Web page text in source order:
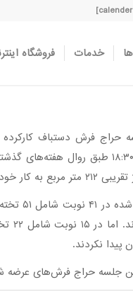
خدمات فروشگاه
فرش دستباف کارکرده
خود پایان داد.
پیدا نکردند.